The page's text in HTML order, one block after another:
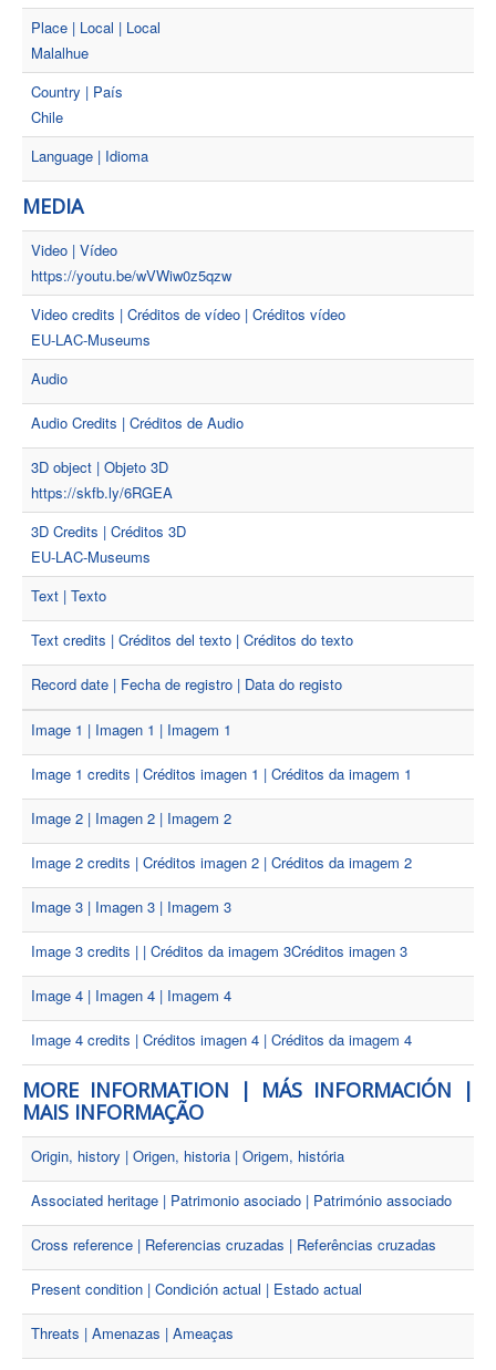
Place | Local | Local
Malalhue
Country | País
Chile
Language | Idioma
MEDIA
Video | Vídeo
https://youtu.be/wVWiw0z5qzw
Video credits | Créditos de vídeo | Créditos vídeo
EU-LAC-Museums
Audio
Audio Credits | Créditos de Audio
3D object | Objeto 3D
https://skfb.ly/6RGEA
3D Credits | Créditos 3D
EU-LAC-Museums
Text | Texto
Text credits | Créditos del texto | Créditos do texto
Record date | Fecha de registro | Data do registo
Image 1 | Imagen 1 | Imagem 1
Image 1 credits | Créditos imagen 1 | Créditos da imagem 1
Image 2 | Imagen 2 | Imagem 2
Image 2 credits | Créditos imagen 2 | Créditos da imagem 2
Image 3 | Imagen 3 | Imagem 3
Image 3 credits | | Créditos da imagem 3Créditos imagen 3
Image 4 | Imagen 4 | Imagem 4
Image 4 credits | Créditos imagen 4 | Créditos da imagem 4
MORE INFORMATION | MÁS INFORMACIÓN |
MAIS INFORMAÇÃO
Origin, history | Origen, historia | Origem, história
Associated heritage | Patrimonio asociado | Património associado
Cross reference | Referencias cruzadas | Referências cruzadas
Present condition | Condición actual | Estado actual
Threats | Amenazas | Ameaças